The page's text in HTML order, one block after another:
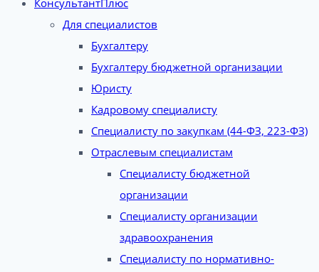
КонсультантПлюс
Для специалистов
Бухгалтеру
Бухгалтеру бюджетной организации
Юристу
Кадровому специалисту
Специалисту по закупкам (44-ФЗ, 223-ФЗ)
Отраслевым специалистам
Специалисту бюджетной
организации
Специалисту организации
здравоохранения
Специалисту по нормативно-